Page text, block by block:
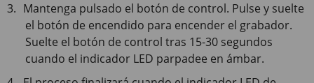
Mantenga pulsado el botón de control. Pulse y suelte
el botón de encendido para encender el grabador.
Suelte el botón de control tras 15-30 segundos
cuando el indicador LED parpadee en ámbar.